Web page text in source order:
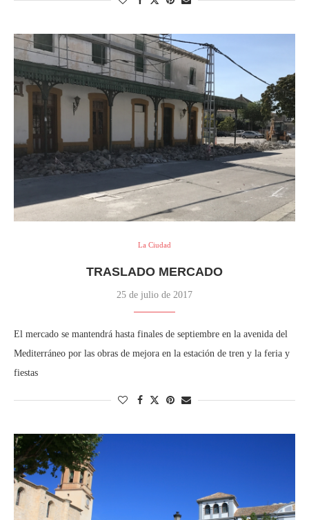
La Ciudad
TRASLADO MERCADO
25 de julio de 2017
El mercado se mantendrá hasta finales de septiembre en la avenida del
Mediterráneo por las obras de mejora en la estación de tren y la feria y
fiestas